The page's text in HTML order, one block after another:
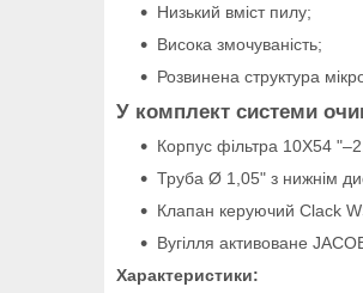
Низький вміст пилу;
Висока змочуваність;
Розвинена структура
У комплект системи
Корпус фільтра 10X54
Труба Ø 1,05" з нижнім
Клапан керуючий Clack
Вугілля активоване
Характеристики: